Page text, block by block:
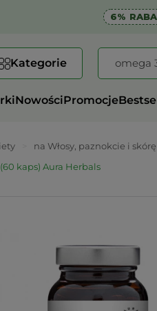
6%
Kategorie
NowościPromocje
na Włosy, paznokcie i skórę
kaps) Aura Herbals